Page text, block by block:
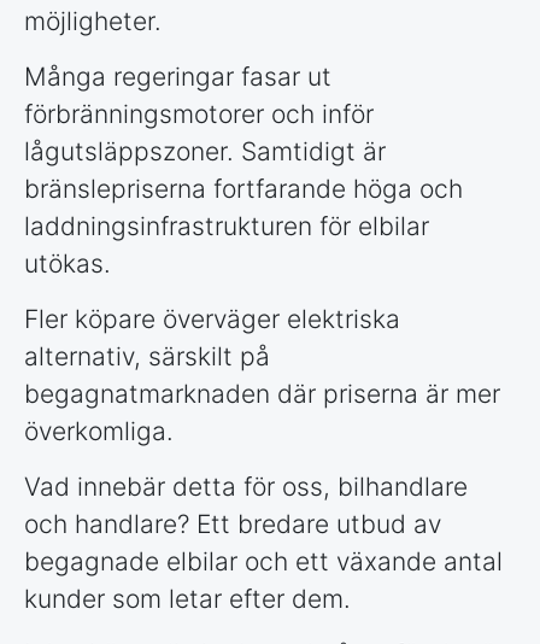
möjligheter.
Många regeringar fasar ut
förbränningsmotorer och inför
lågutsläppszoner. Samtidigt är
bränslepriserna fortfarande höga och
laddningsinfrastrukturen för elbilar
utökas.
Fler köpare överväger elektriska
alternativ, särskilt på
begagnatmarknaden där priserna är mer
överkomliga.
Vad innebär detta för oss, bilhandlare
och handlare? Ett bredare utbud av
begagnade elbilar och ett växande antal
kunder som letar efter dem.